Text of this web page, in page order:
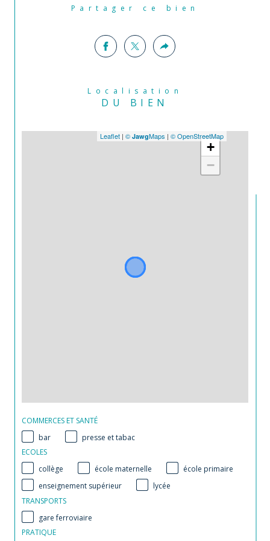
Partager ce bien
Localisation
DU BIEN
+
−
Leaflet | © JawgMaps | © OpenStreetMap
COMMERCES ET SANTÉ
bar
presse et tabac
ECOLES
collège
école maternelle
école primaire
enseignement supérieur
lycée
TRANSPORTS
gare ferroviaire
PRATIQUE